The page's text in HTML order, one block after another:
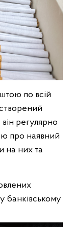
по всій
регулярно
про наявний
на них та
банківському